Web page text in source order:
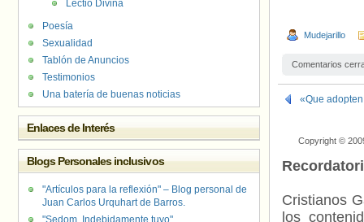
Mudejarillo
Comentarios
«Que
Copyright ©
Cristianos
los
Lectio Divina
Poesía
Sexualidad
Tablón de Anuncios
Testimonios
Una batería de buenas noticias
Enlaces de Interés
Blogs Personales inclusivos
"Artículos para la reflexión" – Blog personal de
Juan Carlos Urquhart de Barros.
"Sedom. Indebidamente tuyo"